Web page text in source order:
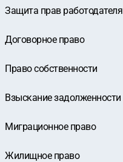
Защита прав работодателя
Договорное право
Право собственности
Взыскание задолженности
Миграционное право
Жилищное право